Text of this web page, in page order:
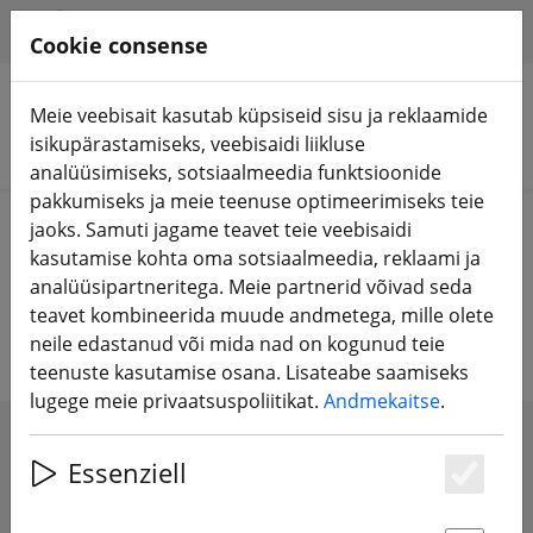
Otsi tooteid
Home Propeller Lennuki propeller
Propellerid lennukite ja lendavate
tiibadega õhusõidukite jaoks
Cookie consense
Meie veebisait kasutab küpsiseid sisu ja reklaamide
isikupärastamiseks, veebisaidi liikluse
analüüsimiseks, sotsiaalmeedia funktsioonide
pakkumiseks ja meie teenuse optimeerimiseks teie
jaoks. Samuti jagame teavet teie veebisaidi
kasutamise kohta oma sotsiaalmeedia, reklaami ja
analüüsipartneritega. Meie partnerid võivad seda
teavet kombineerida muude andmetega, mille olete
neile edastanud või mida nad on kogunud teie
teenuste kasutamise osana. Lisateabe saamiseks
lugege meie privaatsuspoliitikat. Andmekaitse.
Essenziell